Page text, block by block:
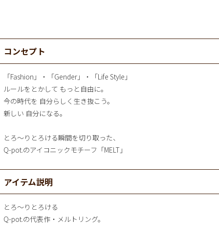
コンセプト
「Fashion」・「Gender」・「Life Style」
ルールをとかして もっと自由に。
今の時代を 自分らしく生き抜こう。
新しい 自分になる。
とろ～りとろける瞬間を切り取った、
Q-pot.のアイコニックモチーフ「MELT」
アイテム説明
とろ～りとろける
Q-pot.の代表作・メルトリング。